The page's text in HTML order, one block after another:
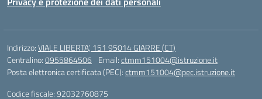
Indirizzo:VIALE LIBERTA’, 151 95014 GIARRE (CT)
Centralino:0955864506 Email:ctmm151004@istruzione.it
Posta elettronica certificata (PEC):ctmm151004@pec.istruzione.it
Codice fiscale: 92032760875